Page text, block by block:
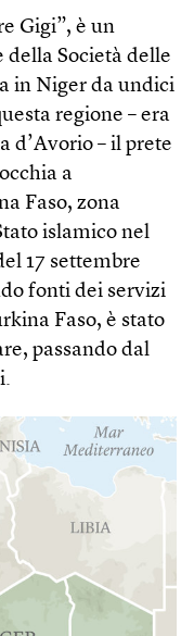
Gigi”, è un
della Società delle
in Niger da undici
regione – era
d’Avorio – il prete
a
Faso, zona
islamico nel
17 settembre
fonti dei servizi
Faso, è stato
passando dal